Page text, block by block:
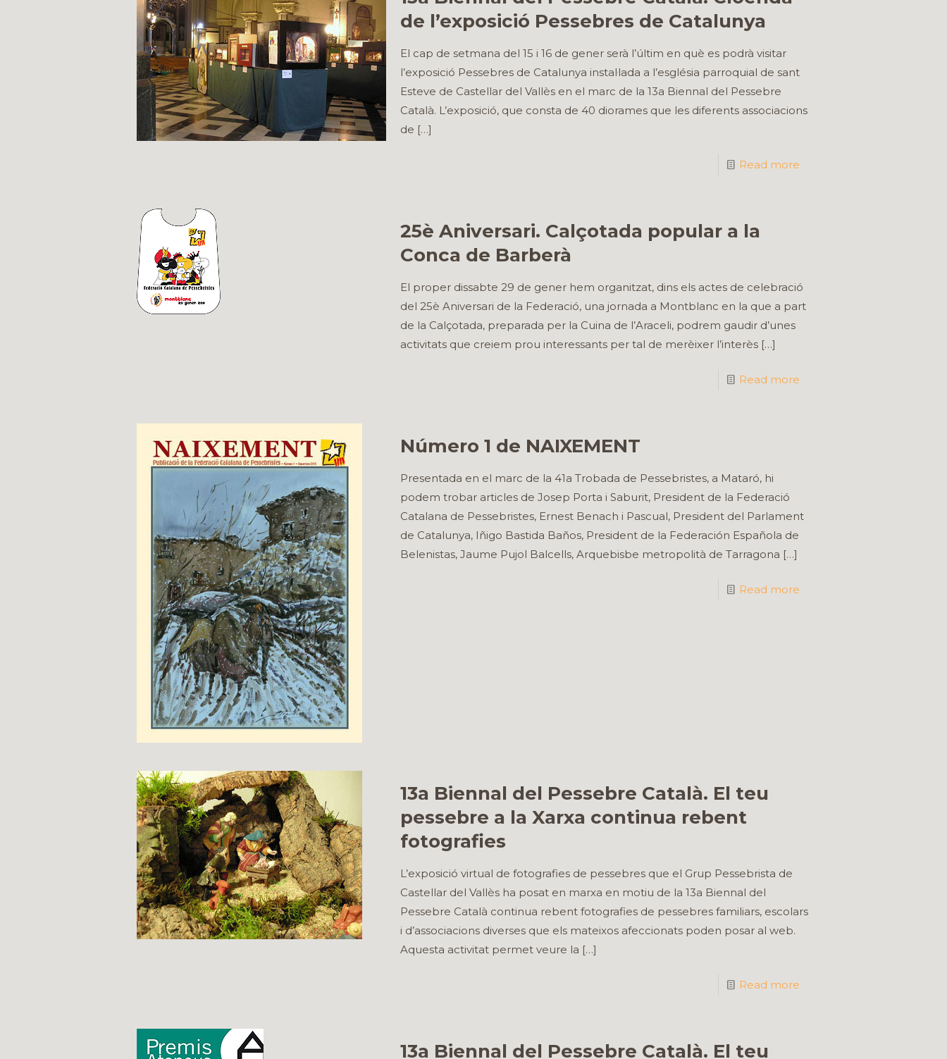
de l’exposició Pessebres de Catalunya
El cap de setmana del 15 i 16 de gener serà l’últim en què es podrà visitar
l’exposició Pessebres de Catalunya instal·lada a l’església parroquial de sant
Esteve de Castellar del Vallès en el marc de la 13a Biennal del Pessebre
Català. L’exposició, que consta de 40 diorames que les diferents associacions
de […]
Read more
25è Aniversari. Calçotada popular a la
Conca de Barberà
El proper dissabte 29 de gener hem organitzat, dins els actes de celebració
del 25è Aniversari de la Federació, una jornada a Montblanc en la que a part
de la Calçotada, preparada per la Cuina de l’Araceli, podrem gaudir d’unes
activitats que creiem prou interessants per tal de merèixer l’interès[…]
Read more
Número 1 de NAIXEMENT
Presentada en el marc de la 41a Trobada de Pessebristes, a Mataró, hi
podem trobar articles de Josep Porta i Saburit, President de la Federació
Catalana de Pessebristes, Ernest Benach i Pascual, President del Parlament
de Catalunya, Iñigo Bastida Baños, President de la Federación Española de
Belenistas, Jaume Pujol Balcells, Arquebisbe metropolità de Tarragona […]
Read more
13a Biennal del Pessebre Català. El teu
pessebre a la Xarxa continua rebent
fotografies
L’exposició virtual de fotografies de pessebres que el Grup Pessebrista de
Castellar del Vallès ha posat en marxa en motiu de la 13a Biennal del
Pessebre Català continua rebent fotografies de pessebres familiars, escolars
i d’associacions diverses que els mateixos afeccionats poden posar al web.
Aquesta activitat permet veure la […]
Read more
13a Biennal del Pessebre Català. El teu